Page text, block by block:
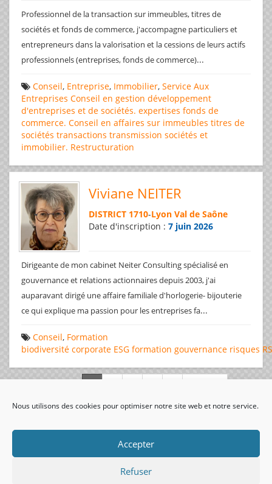
Nous utilisons des cookies pour optimiser notre site web et notre service.
Accepter
Refuser
Professionnel de la transaction sur immeubles, titres de
sociétés et fonds de commerce, j'accompagne particuliers et
entrepreneurs dans la valorisation et la cessions de leurs actifs
professionnels (entreprises, fonds de commerce)...
Conseil, Entreprise, Immobilier, Service Aux
Entreprises Conseil en gestion développement
d'entreprises et de sociétés. expertises fonds de
commerce. Conseil en affaires sur immeubles titres de
sociétés transactions transmission sociétés et
immobilier. Restructuration
Viviane NEITER
DISTRICT 1710-Lyon Val de Saône
Date d'inscription : 7 juin 2026
Dirigeante de mon cabinet Neiter Consulting spécialisé en
gouvernance et relations actionnaires depuis 2003, j'ai
auparavant dirigé une affaire familiale d'horlogerie- bijouterie
ce qui explique ma passion pour les entreprises fa...
Conseil, Formation
biodiversité corporate ESG formation gouvernance risques
visiteurs uniques: